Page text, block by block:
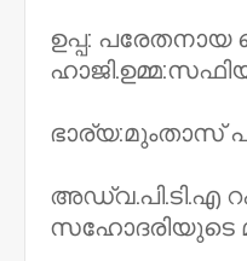
ഉപ്പ:
ഭാര്യ:മുംതാസ്
അഡ്വ.പി.ടി.എ
സഹോദരിയുടെ